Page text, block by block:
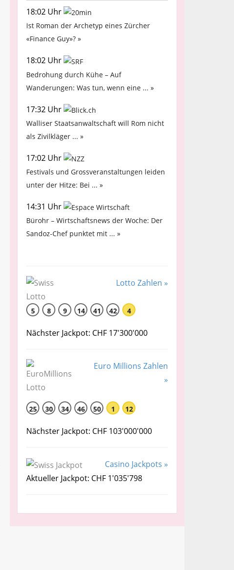
18:02 Uhr
Ist Roman der Archetyp eines Zürcher
«Finance Guy»? »
18:02 Uhr
Bedrohung durch Kühe – Auf
Wanderungen: Was tun, wenn eine ... »
17:32 Uhr
Walliser Staatsanwaltschaft will Rom nicht
als Zivilkläger ... »
17:02 Uhr
Festivals und Grossveranstaltungen leiden
unter der Hitze: Bei ... »
14:31 Uhr
Bürohr – Wirtschaftsnews der Woche: Der
Sandoz-Chef punktet mit ... »
Lotto Zahlen »
5 8 9 14 41 42 4
Nächster Jackpot: CHF 17'300'000
Euro Millions Zahlen
»
25 30 34 46 50 1 12
Nächster Jackpot: CHF 103'000'000
Casino Jackpots »
Aktueller Jackpot: CHF 1'035'798